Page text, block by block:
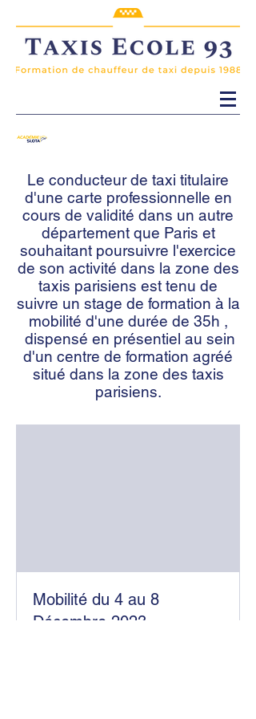
Le conducteur de taxi titulaire
d'une carte professionnelle en
cours de validité dans un autre
département que Paris et
souhaitant poursuivre l'exercice
de son activité dans la zone des
taxis parisiens est tenu de
suivre un stage de formation à la
mobilité d'une durée de 35h ,
dispensé en présentiel au sein
d'un centre de formation agréé
situé dans la zone des taxis
parisiens.
Mobilité du 4 au 8
Décembre 2023